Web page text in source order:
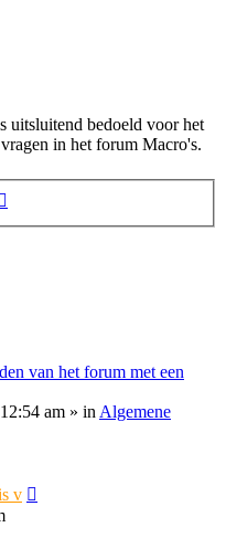
uitsluitend bedoeld voor het
in het forum Macro's.
van het forum met een
am » in Algemene
v